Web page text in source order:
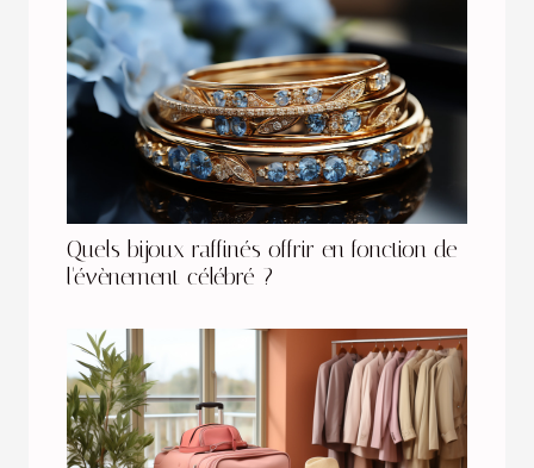
Quels bijoux raffinés offrir en fonction de
l'évènement célébré ?